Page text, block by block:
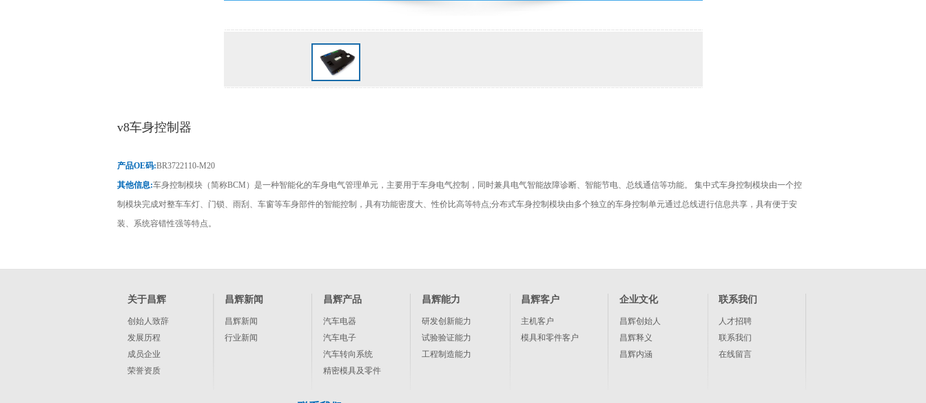
v8车身控制器
产品OE码:BR3722110-M20
其他信息:车身控制模块（简称BCM）是一种智能化的车身电气管理单元，主要用于车身电气控制，同时兼具电气智能故障诊断、智能节电、总线通信等功能。 集中式车身控制模块由一个控
制模块完成对整车车灯、门锁、雨刮、车窗等车身部件的智能控制，具有功能密度大、性价比高等特点;分布式车身控制模块由多个独立的车身控制单元通过总线进行信息共享，具有便于安
装、系统容错性强等特点。
关于昌辉
创始人致辞
发展历程
成员企业
荣誉资质
昌辉新闻
昌辉新闻
行业新闻
昌辉产品
汽车电器
汽车电子
汽车转向系统
精密模具及零件
昌辉能力
研发创新能力
试验验证能力
工程制造能力
昌辉客户
主机客户
模具和零件客户
企业文化
昌辉创始人
昌辉释义
昌辉内涵
联系我们
人才招聘
联系我们
在线留言